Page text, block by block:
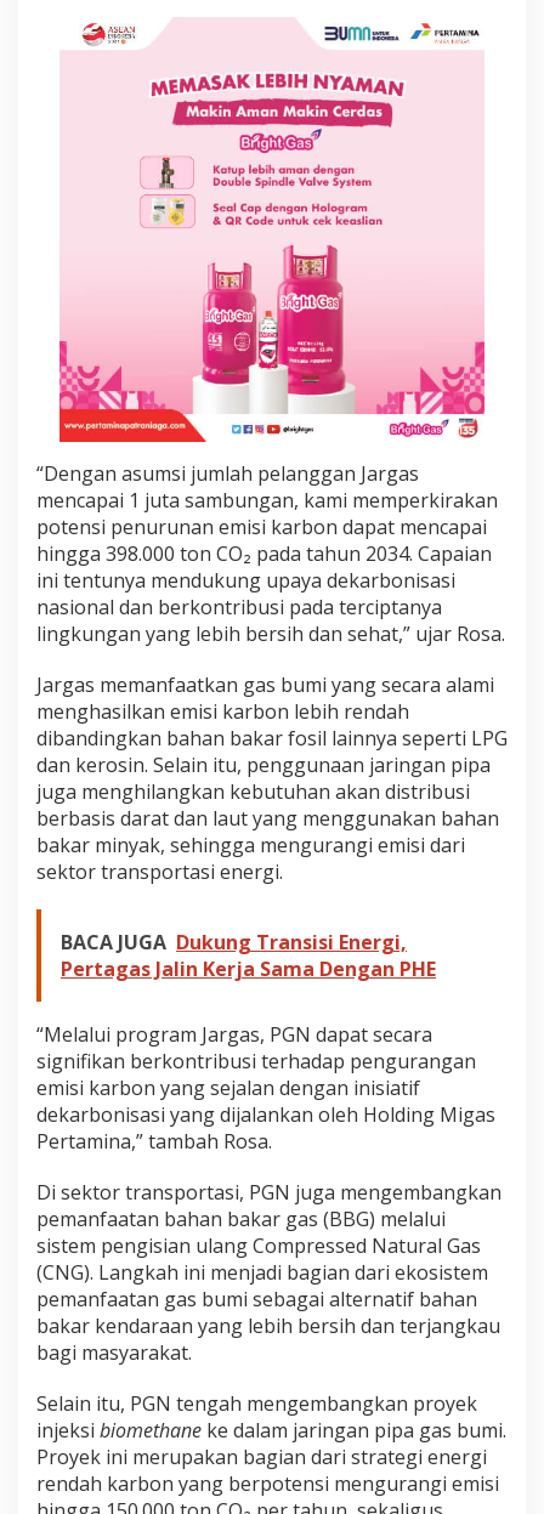
D
e
k
b
o
n
s
a
s
i
L
e
t
a
r
g
a
s
d
a
n
n
e
r
g
i
R
e
n
d
a
a
r
n
“Dengan asumsi jumlah pelanggan Jargas
mencapai 1 juta sambungan, kami memperkirakan
potensi penurunan emisi karbon dapat mencapai
hingga 398.000 ton CO₂ pada tahun 2034. Capaian
ini tentunya mendukung upaya dekarbonisasi
nasional dan berkontribusi pada terciptanya
lingkungan yang lebih bersih dan sehat,” ujar Rosa.
Jargas memanfaatkan gas bumi yang secara alami
menghasilkan emisi karbon lebih rendah
dibandingkan bahan bakar fosil lainnya seperti LPG
dan kerosin. Selain itu, penggunaan jaringan pipa
juga menghilangkan kebutuhan akan distribusi
berbasis darat dan laut yang menggunakan bahan
bakar minyak, sehingga mengurangi emisi dari
sektor transportasi energi.
BACA JUGA Dukung Transisi Energi,
Pertagas Jalin Kerja Sama Dengan PHE
“Melalui program Jargas, PGN dapat secara
signifikan berkontribusi terhadap pengurangan
emisi karbon yang sejalan dengan inisiatif
dekarbonisasi yang dijalankan oleh Holding Migas
Pertamina,” tambah Rosa.
Di sektor transportasi, PGN juga mengembangkan
pemanfaatan bahan bakar gas (BBG) melalui
sistem pengisian ulang Compressed Natural Gas
(CNG). Langkah ini menjadi bagian dari ekosistem
pemanfaatan gas bumi sebagai alternatif bahan
bakar kendaraan yang lebih bersih dan terjangkau
bagi masyarakat.
Selain itu, PGN tengah mengembangkan proyek
injeksi biomethane ke dalam jaringan pipa gas bumi.
Proyek ini merupakan bagian dari strategi energi
rendah karbon yang berpotensi mengurangi emisi